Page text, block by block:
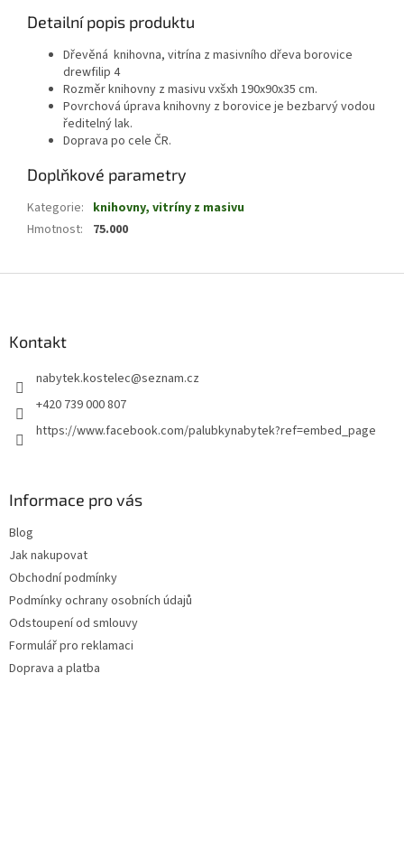
Detailní popis produktu
Dřevěná knihovna, vitrína z masivního dřeva borovice
drewfilip 4
Rozměr knihovny z masivu vxšxh 190x90x35 cm.
Povrchová úprava knihovny z borovice je bezbarvý vodou
ředitelný lak.
Doprava po cele ČR.
Doplňkové parametry
Kategorie: knihovny, vitríny z masivu
Hmotnost: 75.000
Kontakt
nabytek.kostelec@seznam.cz
+420 739 000 807
https://www.facebook.com/palubkynabytek?ref=embed_page
Informace pro vás
Blog
Jak nakupovat
Obchodní podmínky
Podmínky ochrany osobních údajů
Odstoupení od smlouvy
Formulář pro reklamaci
Doprava a platba